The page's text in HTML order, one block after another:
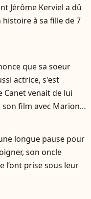
Jérôme Kerviel a dû
à sa fille de 7
que sa soeur
actrice, s'est
Canet venait de lui
film avec Marion
longue pause pour
son oncle
l’ont prise sous leur